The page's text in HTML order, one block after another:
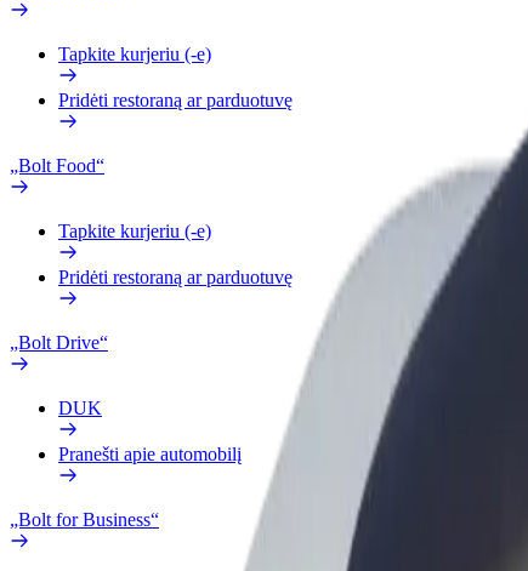
Tapkite kurjeriu (-e)
Pridėti restoraną ar parduotuvę
„Bolt Food“
Tapkite kurjeriu (-e)
Pridėti restoraną ar parduotuvę
„Bolt Drive“
DUK
Pranešti apie automobilį
„Bolt for Business“